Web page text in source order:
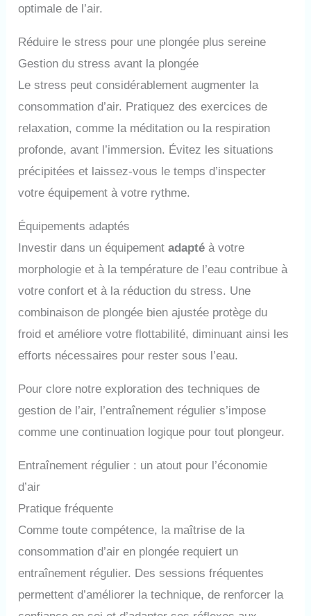
optimale de l’air.
Réduire le stress pour une plongée plus sereine
Gestion du stress avant la plongée
Le stress peut considérablement augmenter la
consommation d’air. Pratiquez des exercices de
relaxation, comme la méditation ou la respiration
profonde, avant l’immersion. Évitez les situations
précipitées et laissez-vous le temps d’inspecter
votre équipement à votre rythme.
Équipements adaptés
Investir dans un équipementadapté à votre
morphologie et à la température de l’eau contribue à
votre confort et à la réduction du stress. Une
combinaison de plongée bien ajustée protège du
froid et améliore votre flottabilité, diminuant ainsi les
efforts nécessaires pour rester sous l’eau.
Pour clore notre exploration des techniques de
gestion de l’air, l’entraînement régulier s’impose
comme une continuation logique pour tout plongeur.
Entraînement régulier : un atout pour l’économie
d’air
Pratique fréquente
Comme toute compétence, la maîtrise de la
consommation d’air en plongée requiert un
entraînement régulier. Des sessions fréquentes
permettent d’améliorer la technique, de renforcer la